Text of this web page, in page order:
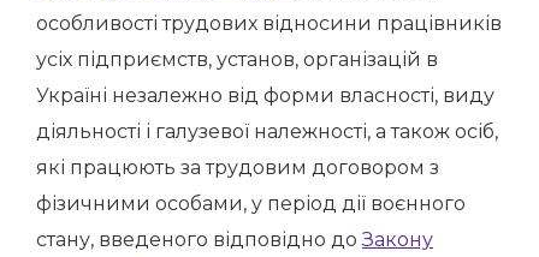
особливості трудових відносини працівників
усіх підприємств, установ, організацій в
Україні незалежно від форми власності, виду
діяльності і галузевої належності, а також осіб,
які працюють за трудовим договором з
фізичними особами, у період дії воєнного
стану, введеного відповідно доЗакону